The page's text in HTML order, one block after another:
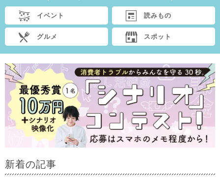
イベント 読みもの
グルメ スポット
新着の記事